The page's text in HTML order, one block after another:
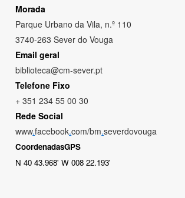
Morada
Parque Urbano da Vila, n.º 110
3740-263 Sever do Vouga
Email geral
biblioteca@cm-sever.pt
Telefone Fixo
+ 351 234 55 00 30
Rede Social
www.facebook.com/bm.severdovouga
CoordenadasGPS
N 40 43.968' W 008 22.193'